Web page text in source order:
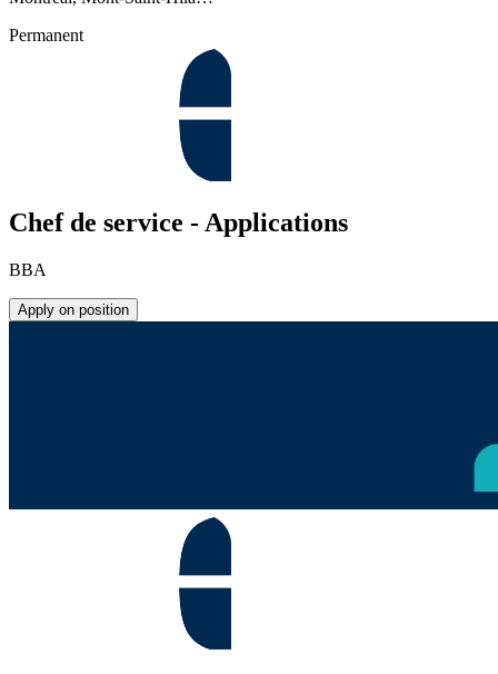
Permanent
Chef de service - Applications
BBA
Apply on position